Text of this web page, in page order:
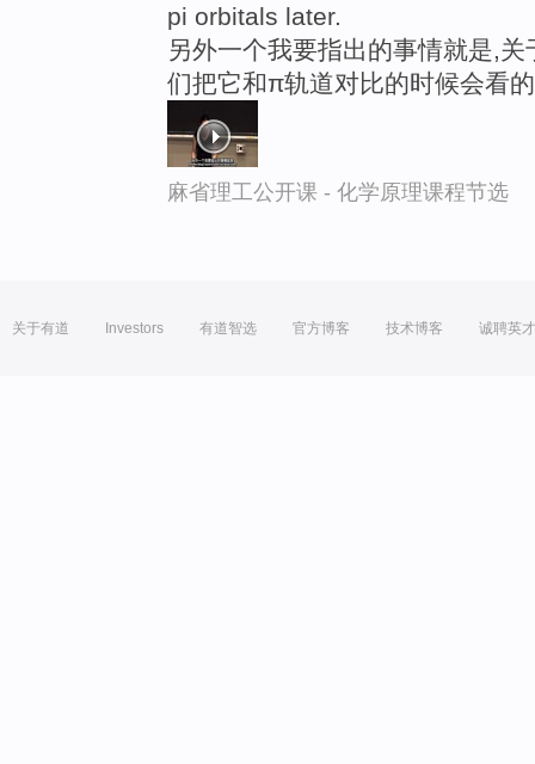
pi orbitals later.
另外一个我要指出的事情就是,
们把它和π轨道对比的时候会看
麻省理工公开课 - 化学原理课程节选
关于有道 Investors 有道智选 官方博客 技术博客 诚聘英才